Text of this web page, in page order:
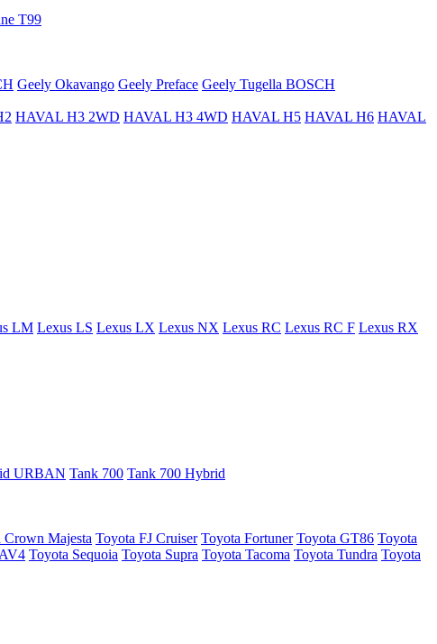
T99
Geely Okavango Geely Preface Geely Tugella BOSCH
HAVAL H3 2WD HAVAL H3 4WD HAVAL H5 HAVAL H6 HAVAL
LM Lexus LS Lexus LX Lexus NX Lexus RC Lexus RC F Lexus RX
URBAN Tank 700 Tank 700 Hybrid
Crown Majesta Toyota FJ Cruiser Toyota Fortuner Toyota GT86 Toyota
Toyota Sequoia Toyota Supra Toyota Tacoma Toyota Tundra Toyota